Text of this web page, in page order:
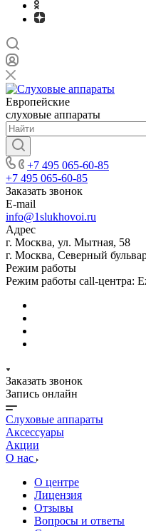
Европейские
слуховые аппараты
+7 495 065-60-85
+7 495 065-60-85
Заказать звонок
E-mail
info@1slukhovoi.ru
Адрес
г. Москва, ул. Мытная, 58
г. Москва, Северный
Режим работы
Режим работы call-центра:
Заказать звонок
Запись онлайн
Слуховые аппараты
Аксессуары
Акции
О нас
О центре
Лицензия
Отзывы
Вопросы и ответы